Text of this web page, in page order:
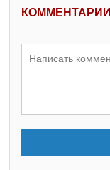
КОММЕНТАРИИ